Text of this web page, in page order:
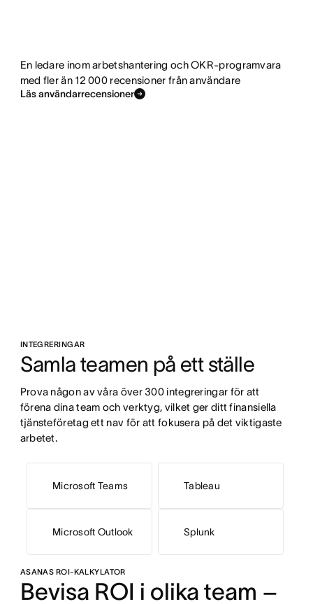
En ledare inom arbetshantering och OKR-programvara
med fler än 12 000 recensioner från användare
Läs användarrecensioner
INTEGRERINGAR
Samla teamen på ett ställe
Prova någon av våra över 300 integreringar för att
förena dina team och verktyg, vilket ger ditt finansiella
tjänsteföretag ett nav för att fokusera på det viktigaste
arbetet.
Microsoft Teams
Microsoft Outlook
Tableau
Splunk
ASANAS ROI-KALKYLATOR
Bevisa ROI i olika team –